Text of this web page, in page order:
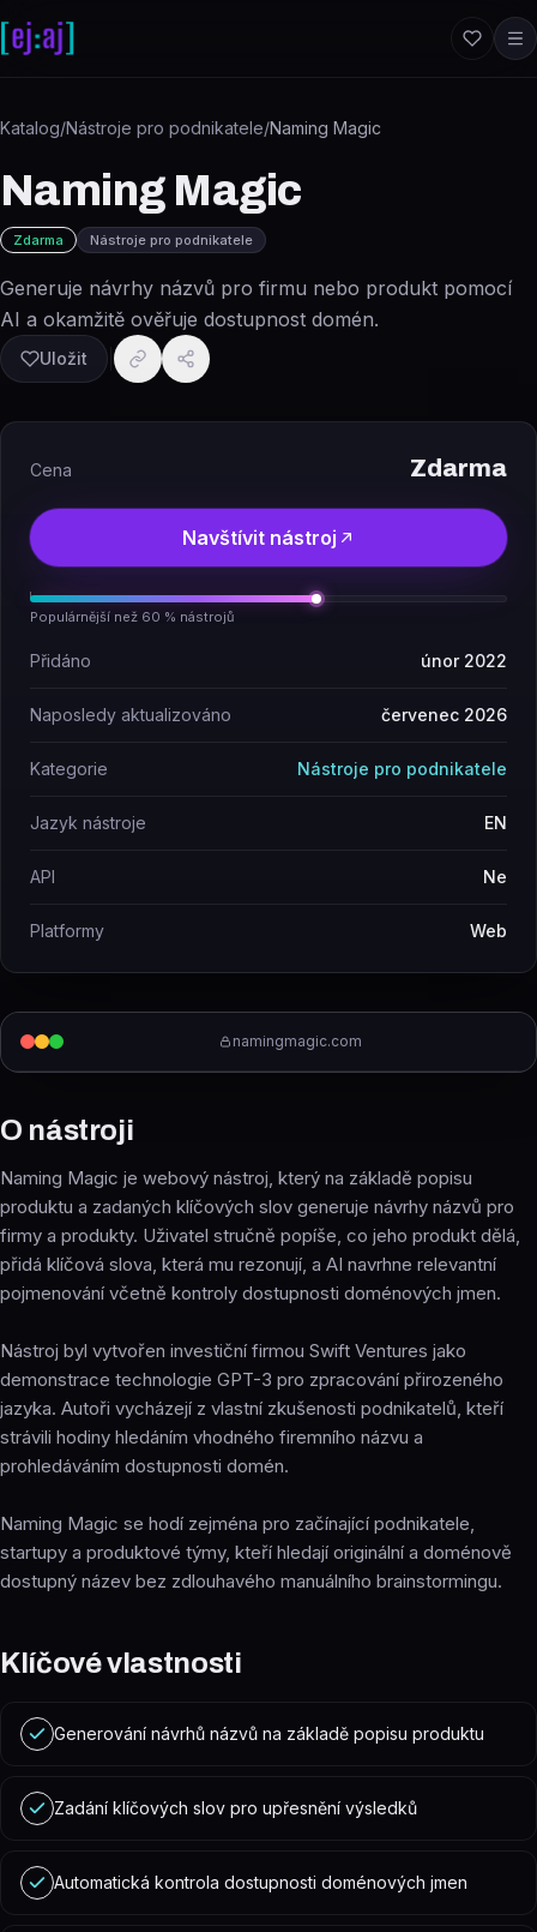
Katalog/Nástroje pro podnikatele/Naming Magic
Naming Magic
Zdarma Nástroje pro podnikatele
Generuje návrhy názvů pro firmu nebo produkt pomocí
AI a okamžitě ověřuje dostupnost domén.
Uložit
namingmagic.com
O nástroji
Naming Magic je webový nástroj, který na základě popisu
produktu a zadaných klíčových slov generuje návrhy názvů pro
firmy a produkty. Uživatel stručně popíše, co jeho produkt dělá,
přidá klíčová slova, která mu rezonují, a AI navrhne relevantní
pojmenování včetně kontroly dostupnosti doménových jmen.
Nástroj byl vytvořen investiční firmou Swift Ventures jako
demonstrace technologie GPT-3 pro zpracování přirozeného
jazyka. Autoři vycházejí z vlastní zkušenosti podnikatelů, kteří
strávili hodiny hledáním vhodného firemního názvu a
prohledáváním dostupnosti domén.
Naming Magic se hodí zejména pro začínající podnikatele,
startupy a produktové týmy, kteří hledají originální a doménově
dostupný název bez zdlouhavého manuálního brainstormingu.
Klíčové vlastnosti
Generování návrhů názvů na základě popisu produktu
Zadání klíčových slov pro upřesnění výsledků
Automatická kontrola dostupnosti doménových jmen
Cena Zdarma
Navštívit nástroj
Populárnější než 60 % nástrojů
Přidáno únor 2022
Naposledy aktualizováno červenec 2026
Kategorie Nástroje pro podnikatele
Jazyk nástroje EN
API Ne
Platformy Web